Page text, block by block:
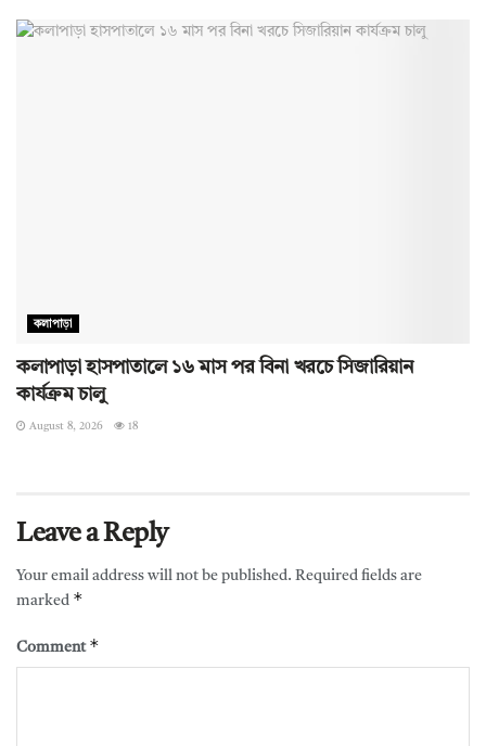
কলাপাড়া
কলাপাড়া হাসপাতালে ১৬ মাস পর বিনা খরচে সিজারিয়ান
কার্যক্রম চালু
August 8, 2026 18
Leave a Reply
Your email address will not be published. Required fields are
marked *
Comment *